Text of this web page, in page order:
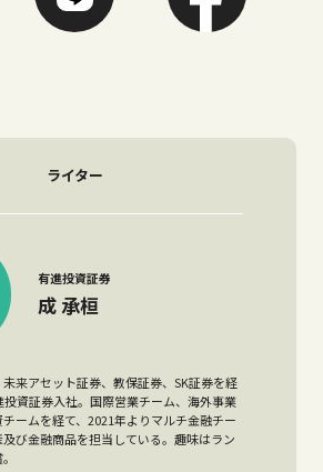
ライター
有進投資証券
成 承桓
来アセット証券、教保証券、SK証券を経
投資証券入社。国際営業チーム、海外事業
ームを経て、2021年よりマルチ金融チー
び金融商品を担当している。趣味はラン